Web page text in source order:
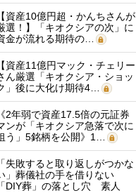
【資産10億円超・かんちさんが
選！】「キオクシアの次」に
金が流れる期待の…
【資産11億円マック・チェリー
ん厳選「キオクシア・ショッ
」後に大化け期待4…
《2年弱で資産17.5倍の元証券
ンが「キオクシア急落で次に
う」5銘柄を公開》1…
「失敗すると取り返しがつかな
」葬儀社の手を借りない
「DIY葬」の落とし穴 素人